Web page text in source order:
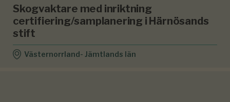
Skogvaktare med inriktning
certifiering/samplanering i Härnösands
stift
Västernorrland- Jämtlands län